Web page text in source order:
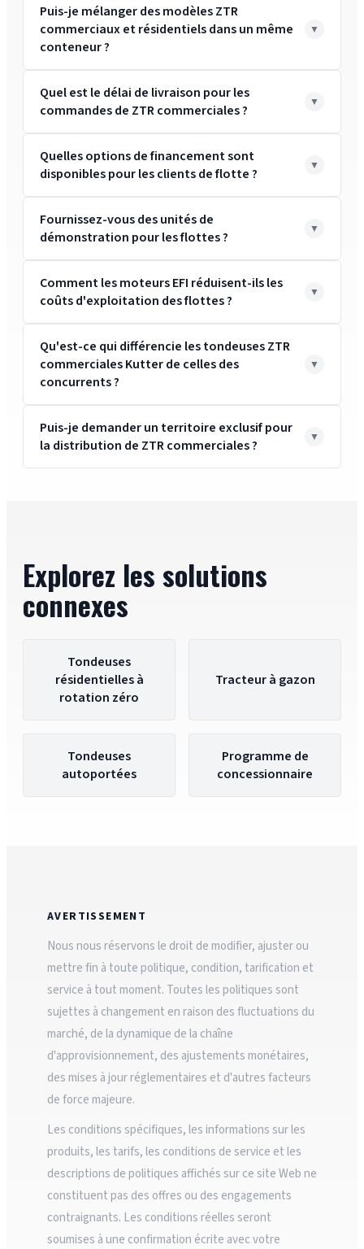
Puis-je mélanger des modèles ZTR
commerciaux et résidentiels dans un même
conteneur ?
Quel est le délai de livraison pour les
commandes de ZTR commerciales ?
Quelles options de financement sont
disponibles pour les clients de flotte ?
Fournissez-vous des unités de
démonstration pour les flottes ?
Comment les moteurs EFI réduisent-ils les
coûts d'exploitation des flottes ?
Qu'est-ce qui différencie les tondeuses ZTR
commerciales Kutter de celles des
concurrents ?
Puis-je demander un territoire exclusif pour
la distribution de ZTR commerciales ?
Explorez les solutions
connexes
Tondeuses
résidentielles à
rotation zéro
Tracteur à gazon
Tondeuses
autoportées
Programme de
concessionnaire
AVERTISSEMENT
Nous nous réservons le droit de modifier, ajuster ou
mettre fin à toute politique, condition, tarification et
service à tout moment. Toutes les politiques sont
sujettes à changement en raison des fluctuations du
marché, de la dynamique de la chaîne
d'approvisionnement, des ajustements monétaires,
des mises à jour réglementaires et d'autres facteurs
de force majeure.
Les conditions spécifiques, les informations sur les
produits, les tarifs, les conditions de service et les
descriptions de politiques affichés sur ce site Web ne
constituent pas des offres ou des engagements
contraignants. Les conditions réelles seront
soumises à une confirmation écrite avec votre